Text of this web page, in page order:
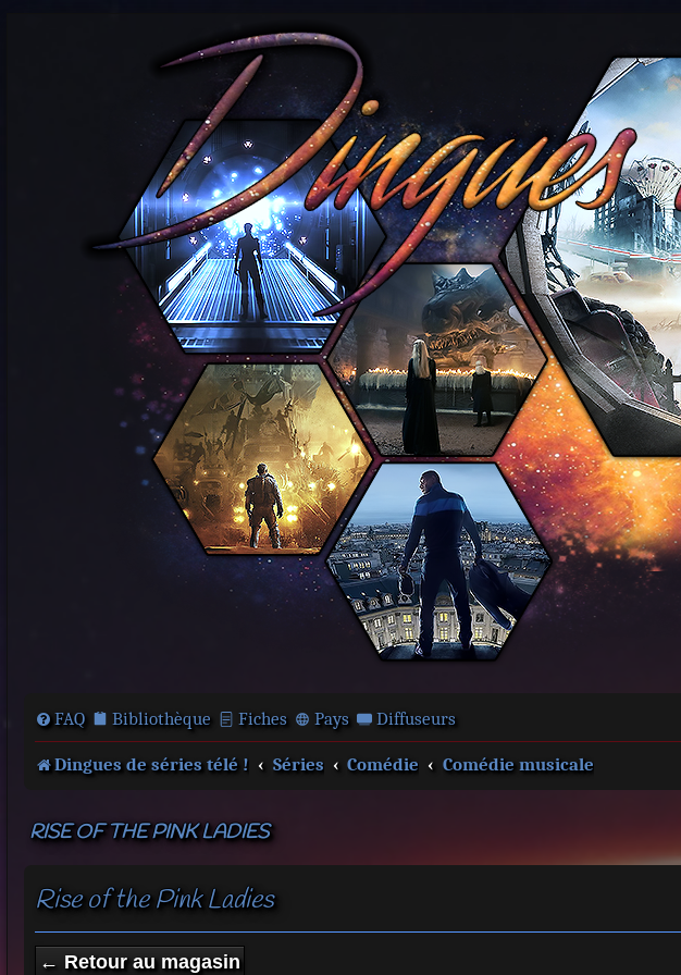
FAQ Bibliothèque Fiches Pays Diffuseurs
Dingues de séries télé ! Séries Comédie Comédie musicale
RISE OF THE PINK LADIES
Rise of the Pink Ladies
← Retour au magasin